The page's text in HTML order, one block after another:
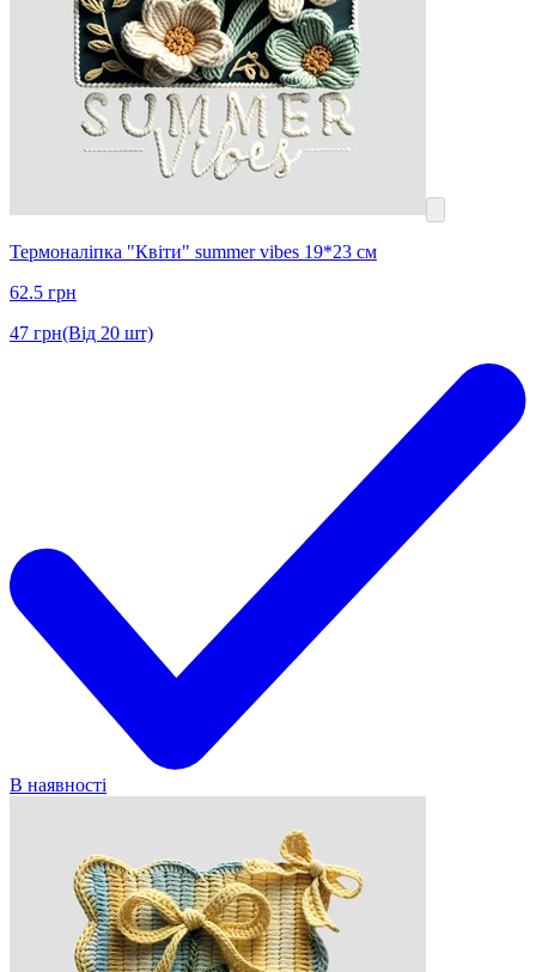
Термоналіпка "Квіти" summer vibes 19*23 см
62.5 грн
47 грн(Від 20 шт)
В наявності